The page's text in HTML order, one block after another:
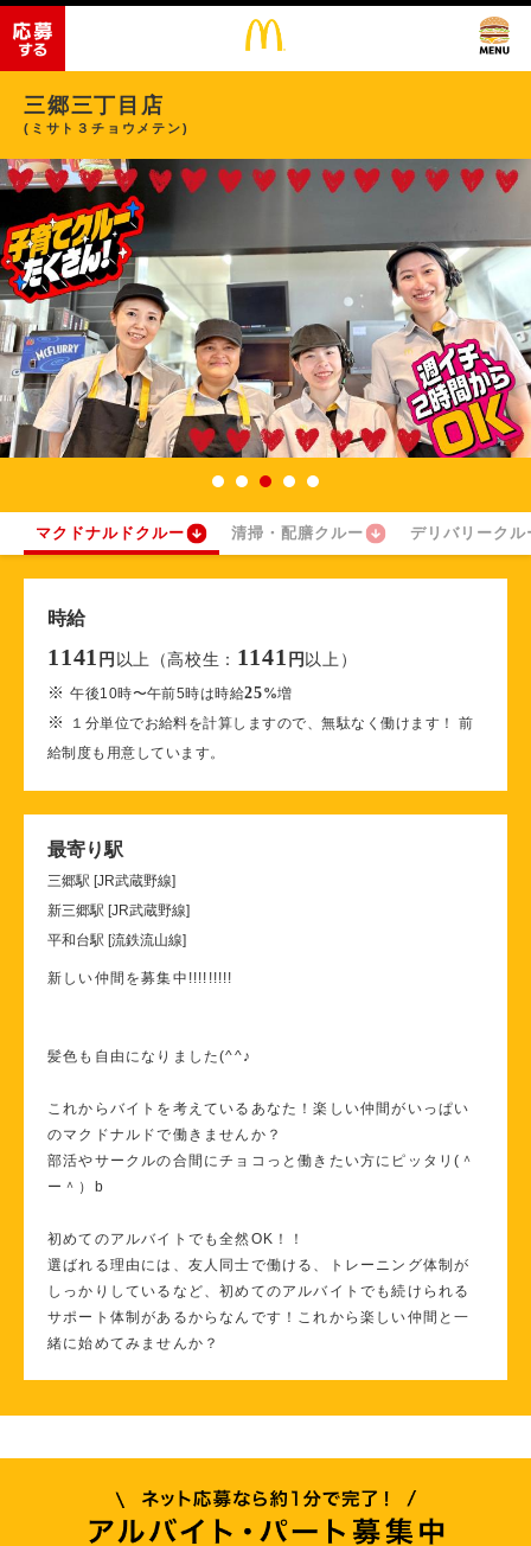
三郷三丁目店
(ミサト３チョウメテン)
マクドナルドクルー 清掃・配膳クルー デリバリークル
時給
1141 円 以上（高校生： 1141 円 以上）
※午後10時〜午前5時は時給25%増
※
１分単位でお給料を計算しますので、無駄なく働けます！ 前
給制度も用意しています。
最寄り駅
三郷駅 [JR武蔵野線]
新三郷駅 [JR武蔵野線]
平和台駅 [流鉄流山線]
新しい仲間を募集中!!!!!!!!!
髪色も自由になりました(^^♪
これからバイトを考えているあなた！楽しい仲間がいっぱい
のマクドナルドで働きませんか？
部活やサークルの合間にチョコっと働きたい方にピッタリ(＾
ー＾）b
初めてのアルバイトでも全然OK！！
選ばれる理由には、友人同士で働ける、トレーニング体制が
しっかりしているなど、初めてのアルバイトでも続けられる
サポート体制があるからなんです！これから楽しい仲間と一
緒に始めてみませんか？